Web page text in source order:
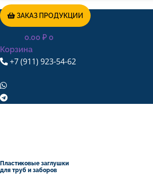
ЗАКАЗ ПРОДУКЦИИ
0.00 ₽ 0
Корзина
+7 (911) 923-54-62
Пластиковые заглушки
для труб и заборов